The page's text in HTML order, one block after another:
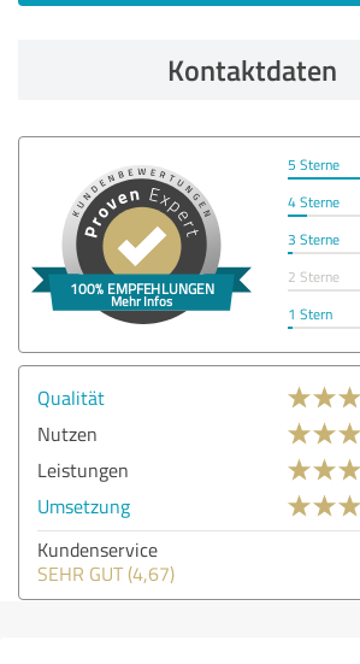
Kontaktdaten
5 Sterne
4 Sterne
3 Sterne
2 Sterne
1 Stern
Qualität
Nutzen
Leistungen
Umsetzung
Kundenservice
SEHR GUT (4,67)